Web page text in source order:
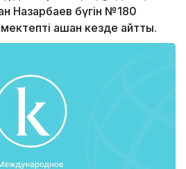
Назарбаев бүгін №180
ашқан кезде айтты.